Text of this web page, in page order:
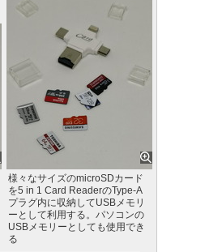
様々なサイズのmicroSDカード
を5 in 1 Card ReaderのType-A
プラグ内に収納してUSBメモリ
ーとして利用する。パソコンの
USBメモリーとしても使用でき
る